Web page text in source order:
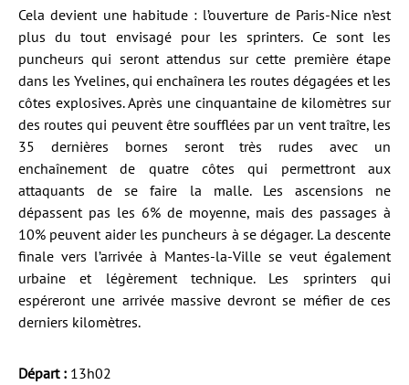
Cela devient une habitude : l’ouverture de Paris-Nice n’est
plus du tout envisagé pour les sprinters. Ce sont les
puncheurs qui seront attendus sur cette première étape
dans les Yvelines, qui enchaînera les routes dégagées et les
côtes explosives. Après une cinquantaine de kilomètres sur
des routes qui peuvent être soufflées par un vent traître, les
35 dernières bornes seront très rudes avec un
enchaînement de quatre côtes qui permettront aux
attaquants de se faire la malle. Les ascensions ne
dépassent pas les 6% de moyenne, mais des passages à
10% peuvent aider les puncheurs à se dégager. La descente
finale vers l’arrivée à Mantes-la-Ville se veut également
urbaine et légèrement technique. Les sprinters qui
espéreront une arrivée massive devront se méfier de ces
derniers kilomètres.
Départ : 13h02